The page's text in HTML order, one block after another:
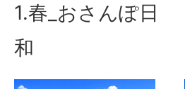
1.春_おさんぽ日
和